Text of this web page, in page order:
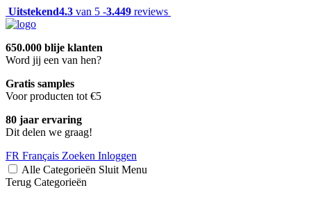
Uitstekend4.3 van 5 -3.449 reviews
650.000 blije klanten
Word jij een van hen?
Gratis samples
Voor producten tot €5
80 jaar ervaring
Dit delen we graag!
FR Français Zoeken Inloggen
Alle Categorieën Sluit Menu
Terug Categorieën